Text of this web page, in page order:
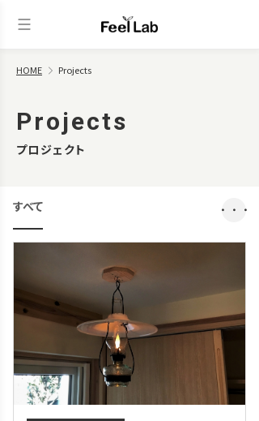
HOME Projects
Projects
プロジェクト
すべて ・・・